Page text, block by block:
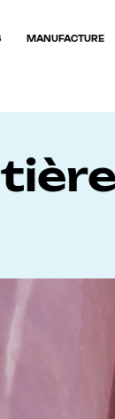
MANUFACTURE